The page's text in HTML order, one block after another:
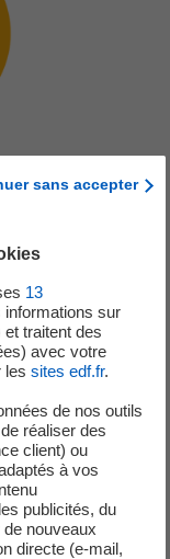
par
par EDF a
dioxyde de
à hauteur de
sans accepter
13
sur
traitent des
avec votre
les sites edf.fr.
de nos outils
réaliser des
client) ou
à vos
publicités, du
nouveaux
directe (e-mail,